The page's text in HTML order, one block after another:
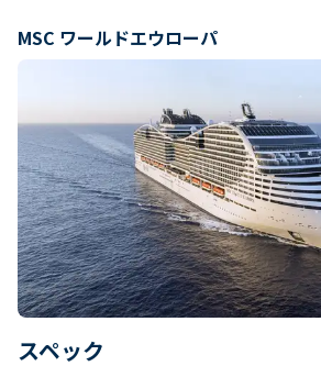
MSC ワールドエウローパ
スペック